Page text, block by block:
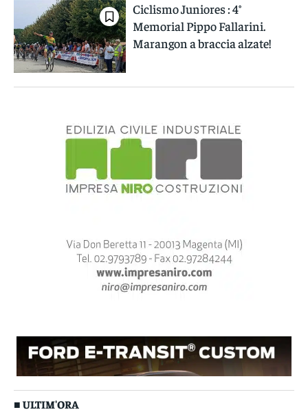
Ciclismo Juniores : 4°
Memorial Pippo Fallarini.
Marangon a braccia alzate!
■ ULTIM'ORA